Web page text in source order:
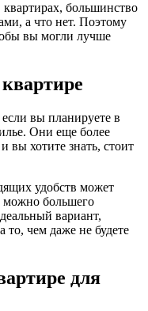
квартирах, большинство
а что нет. Поэтому
вы могли лучше
вы планируете в
Они еще более
вы хотите знать, стоит
удобств может
можно большего
вариант,
то, чем даже не будете
для